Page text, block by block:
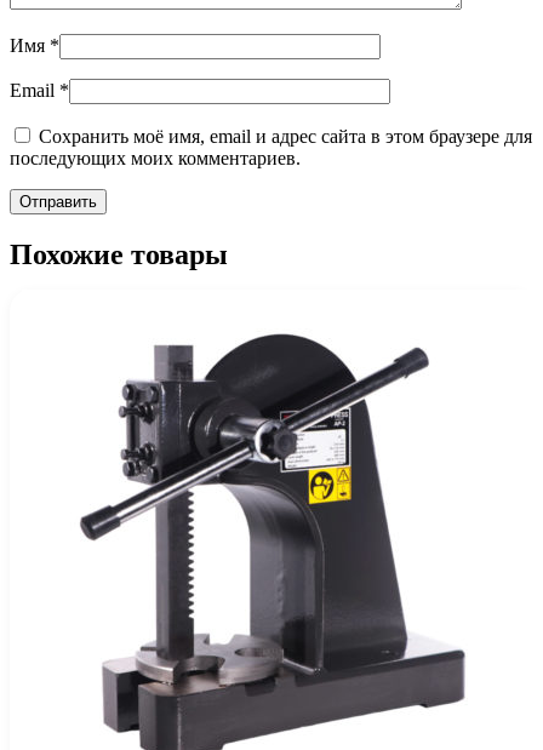
Имя *
Email *
Сохранить моё имя, email и адрес сайта в этом браузере для
последующих моих комментариев.
Похожие товары